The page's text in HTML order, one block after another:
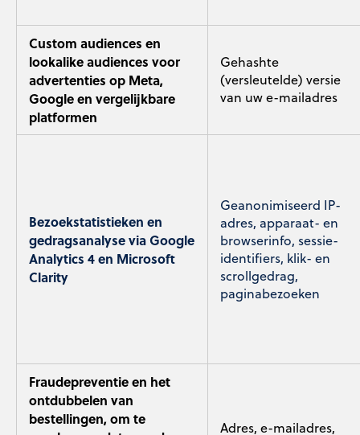
Custom audiences en
lookalike audiences voor
advertenties op Meta,
Google en vergelijkbare
platformen
Gehashte
(versleutelde) versie
van uw e-mailadres
Bezoekstatistieken en
gedragsanalyse via Google
Analytics 4 en Microsoft
Clarity
Geanonimiseerd IP-
adres, apparaat- en
browserinfo, sessie-
identifiers, klik- en
scrollgedrag,
paginabezoeken
Fraudepreventie en het
ontdubbelen van
bestellingen, om te
Adres, e-mailadres,